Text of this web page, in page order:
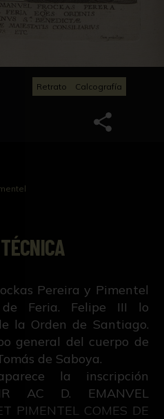
Retrato Calcografía
Pereira y Pimentel
de Feria. Felipe III lo
la Orden de Santiago.
general del cuerpo de
de Saboya.
la inscripción
AC D. EMANVEL
PIMENTEL COMES DE